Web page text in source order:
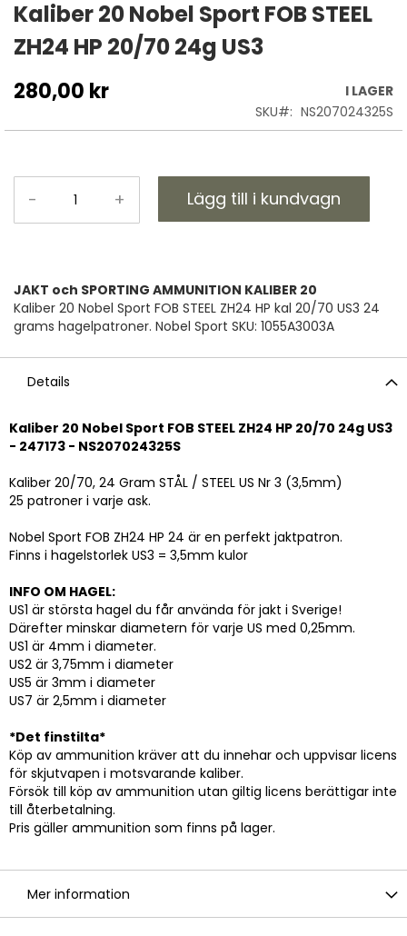
till
början
av
bildgalleriet
Kaliber 20 Nobel Sport FOB STEEL
ZH24 HP 20/70 24g US3
280,00 kr
I LAGER
SKU
NS207024325S
- + Lägg till i kundvagn
JAKT och SPORTING AMMUNITION KALIBER 20
Kaliber 20 Nobel Sport FOB STEEL ZH24 HP kal 20/70 US3 24
grams hagelpatroner. Nobel Sport SKU: 1055A3003A
Details
Kaliber 20 Nobel Sport FOB STEEL ZH24 HP 20/70 24g US3
- 247173 - NS207024325S
Kaliber 20/70, 24 Gram STÅL / STEEL US Nr 3 (3,5mm)
25 patroner i varje ask.
Nobel Sport FOB ZH24 HP 24 är en perfekt jaktpatron.
Finns i hagelstorlek US3 = 3,5mm kulor
INFO OM HAGEL:
US1 är största hagel du får använda för jakt i Sverige!
Därefter minskar diametern för varje US med 0,25mm.
US1 är 4mm i diameter.
US2 är 3,75mm i diameter
US5 är 3mm i diameter
US7 är 2,5mm i diameter
*Det finstilta*
Köp av ammunition kräver att du innehar och uppvisar licens
för skjutvapen i motsvarande kaliber.
Försök till köp av ammunition utan giltig licens berättigar inte
till återbetalning.
Pris gäller ammunition som finns på lager.
Mer information